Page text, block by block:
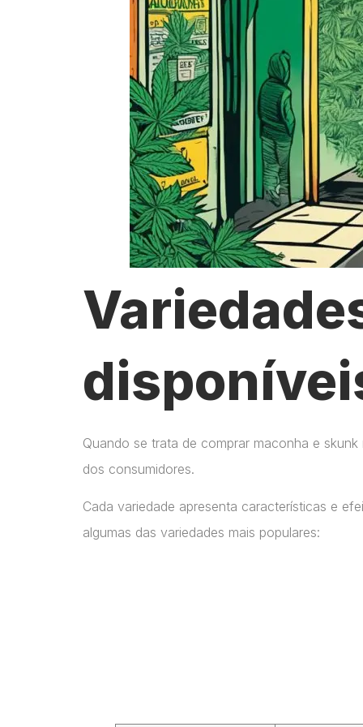
Quando se trata de comprar maconha e
dos consumidores.
Cada variedade apresenta características e
algumas das variedades mais populares: